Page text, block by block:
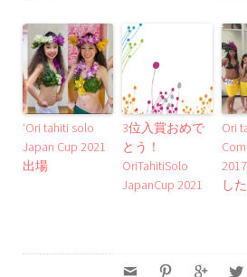
‘Ori tahiti solo
Japan Cup 2021
出場
3位入賞おめで
とう！
OriTahitiSolo
JapanCup 2021
Ori
した